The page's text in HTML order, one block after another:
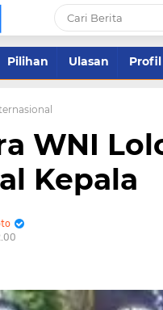
Pilihan Ulasan Profil
WNI
Kepala